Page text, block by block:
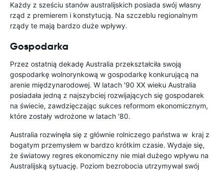
Każdy z sześciu stanów australijskich posiada swój własny
rząd z premierem i konstytucją. Na szczeblu regionalnym
rządy te mają bardzo duże wpływy.
Gospodarka
Przez ostatnią dekadę Australia przekształciła swoją
gospodarkę wolnorynkową w gospodarkę konkurującą na
arenie międzynarodowej. W latach '90 XX wieku Australia
posiadała jedną z najszybciej rozwijających się gospodarek
na świecie, zawdzięczając sukces reformom ekonomicznym,
które zostały wdrożone w latach '80.
Australia rozwinęła się z głównie rolniczego państwa w kraj z
bogatym przemysłem w bardzo krótkim czasie. Wydaje się,
że światowy regres ekonomiczny nie miał dużego wpływu na
Australijską sytuację. Poziom bezrobocia utrzymywał swój